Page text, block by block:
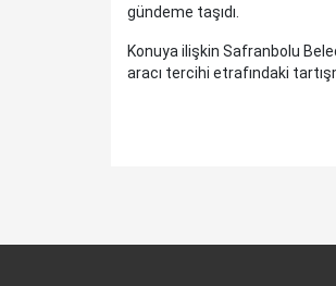
gündeme taşıdı.
Konuya ilişkin Safranbolu
aracı tercihi etrafındaki